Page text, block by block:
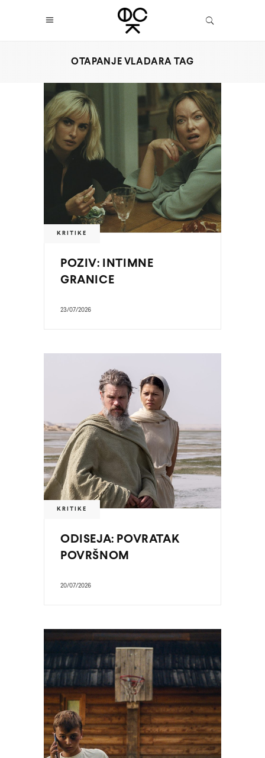
OTAPANJE VLADARA TAG
KRITIKE
POZIV: INTIMNE
GRANICE
23/07/2026
KRITIKE
ODISEJA: POVRATAK
POVRŠNOM
20/07/2026